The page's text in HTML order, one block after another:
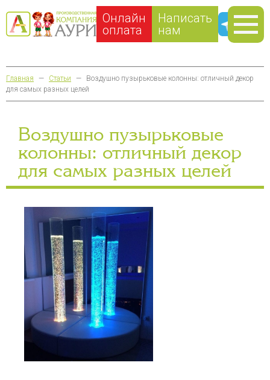
Онлайн
оплата
Написать
нам
Главная — Статьи —
Воздушно пузырьковые колонны: отличный декор
для самых разных целей
Воздушно пузырьковые
колонны: отличный декор
для самых разных целей